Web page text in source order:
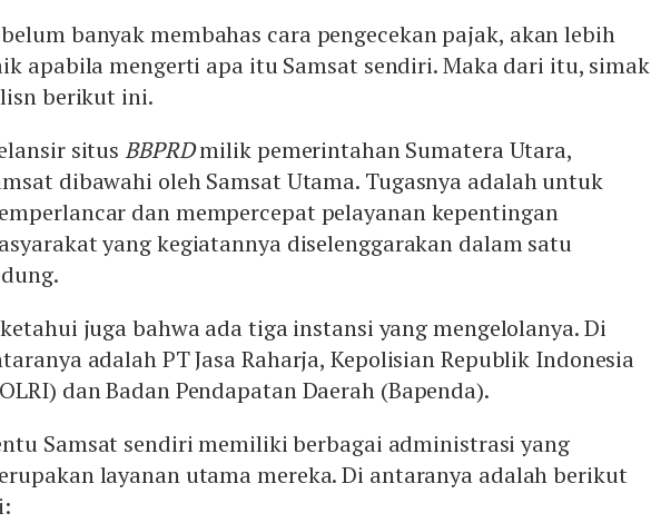
banyak membahas cara pengecekan pajak, akan lebih
apabila mengerti apa itu Samsat sendiri. Maka dari itu, simak
berikut ini.
situs BBPRDmilik pemerintahan Sumatera Utara,
dibawahi oleh Samsat Utama. Tugasnya adalah untuk
dan mempercepat pelayanan kepentingan
yang kegiatannya diselenggarakan dalam satu
juga bahwa ada tiga instansi yang mengelolanya. Di
adalah PT Jasa Raharja, Kepolisian Republik Indonesia
dan Badan Pendapatan Daerah (Bapenda).
Samsat sendiri memiliki berbagai administrasi yang
layanan utama mereka. Di antaranya adalah berikut